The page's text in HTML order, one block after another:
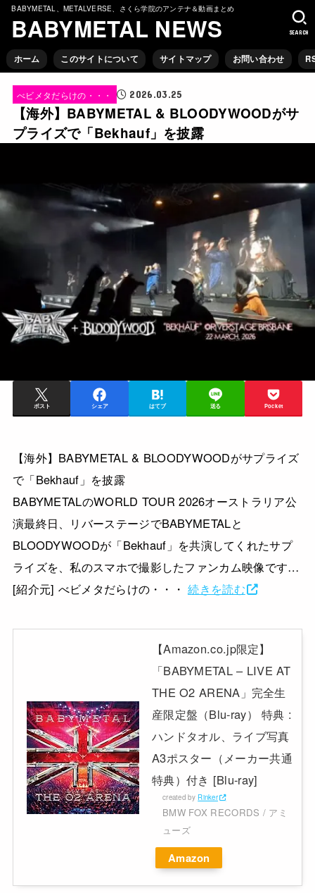
BABYMETAL、METALVERSE、さくら学院のアンテナ＆動画まとめ
BABYMETAL NEWS
ホーム このサイトについて サイトマップ お問い合わせ
SEARCH
べビメタだらけの・・・ 2026.03.25
【海外】BABYMETAL & BLOODYWOODがサ
プライズで「Bekhauf」を披露
ポスト シェア はてブ 送る Pocket
【海外】BABYMETAL & BLOODYWOODがサプライズ
で「Bekhauf」を披露
BABYMETALのWORLD TOUR 2026オーストラリア公
演最終日、リバーステージでBABYMETALと
BLOODYWOODが「Bekhauf」を共演してくれたサプ
ライズを、私のスマホで撮影したファンカム映像です…
[紹介元] べビメタだらけの・・・続きを読む
【Amazon.co.jp限定】
「BABYMETAL – LIVE AT
THE O2 ARENA」完全生
産限定盤（Blu-ray） 特典 :
ハンドタオル、ライブ写真
A3ポスター（メーカー共通
特典）付き [Blu-ray]
created by Rinker
BMW FOX RECORDS / アミ
ューズ
Amazon